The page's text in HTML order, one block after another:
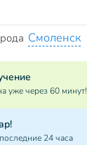
Смоленск
уже через 60 минут!
24 часа